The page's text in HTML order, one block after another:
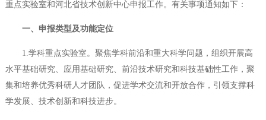
重点实验室和河北省技术创新中心申报工作。有关事项通知如下：
一、 申报类型及功能定位
1.学科重点实验室。聚焦学科前沿和重大科学问题，组织开展高
水平基础研究、应用基础研究、前沿技术研究和科技基础性工作，聚
集和培养优秀科研人才团队，促进学术交流和开放合作，引领支撑科
学发展、技术创新和科技进步。